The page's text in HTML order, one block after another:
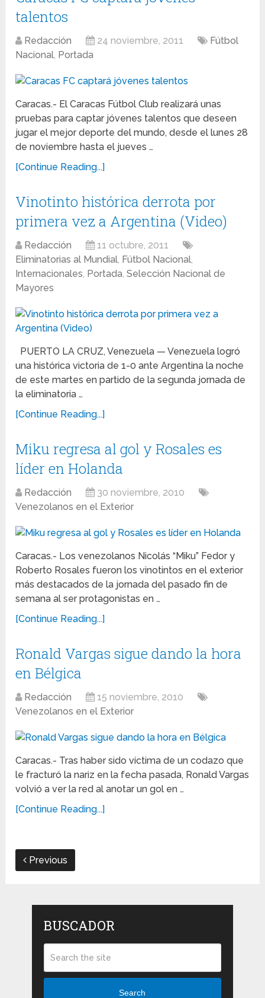
talentos
Redacción 24 noviembre, 2011
Fútbol
Nacional, Portada
Caracas.- El Caracas Fútbol Club realizará unas
pruebas para captar jóvenes talentos que deseen
jugar el mejor deporte del mundo, desde el lunes 28
de noviembre hasta el jueves …
[Continue Reading...]
Vinotinto histórica derrota por
primera vez a Argentina (Video)
Redacción
11 octubre, 2011
Eliminatorias al Mundial, Fútbol Nacional,
Internacionales, Portada,Selección Nacional de
Mayores
PUERTO LA CRUZ, Venezuela — Venezuela logró
una histórica victoria de 1-0 ante Argentina la noche
de este martes en partido de la segunda jornada de
la eliminatoria …
[Continue Reading...]
Miku regresa al gol y Rosales es
líder en Holanda
Redacción
30 noviembre, 2010
Venezolanos en el Exterior
Caracas.- Los venezolanos Nicolás “Miku” Fedor y
Roberto Rosales fueron los vinotintos en el exterior
más destacados de la jornada del pasado fin de
semana al ser protagonistas en …
[Continue Reading...]
Ronald Vargas sigue dando la hora
en Bélgica
Redacción
15 noviembre, 2010
Venezolanos en el Exterior
Caracas.- Tras haber sido víctima de un codazo que
le fracturó la nariz en la fecha pasada, Ronald Vargas
volvió a ver la red al anotar un gol en …
[Continue Reading...]
Previous
BUSCADOR
Search